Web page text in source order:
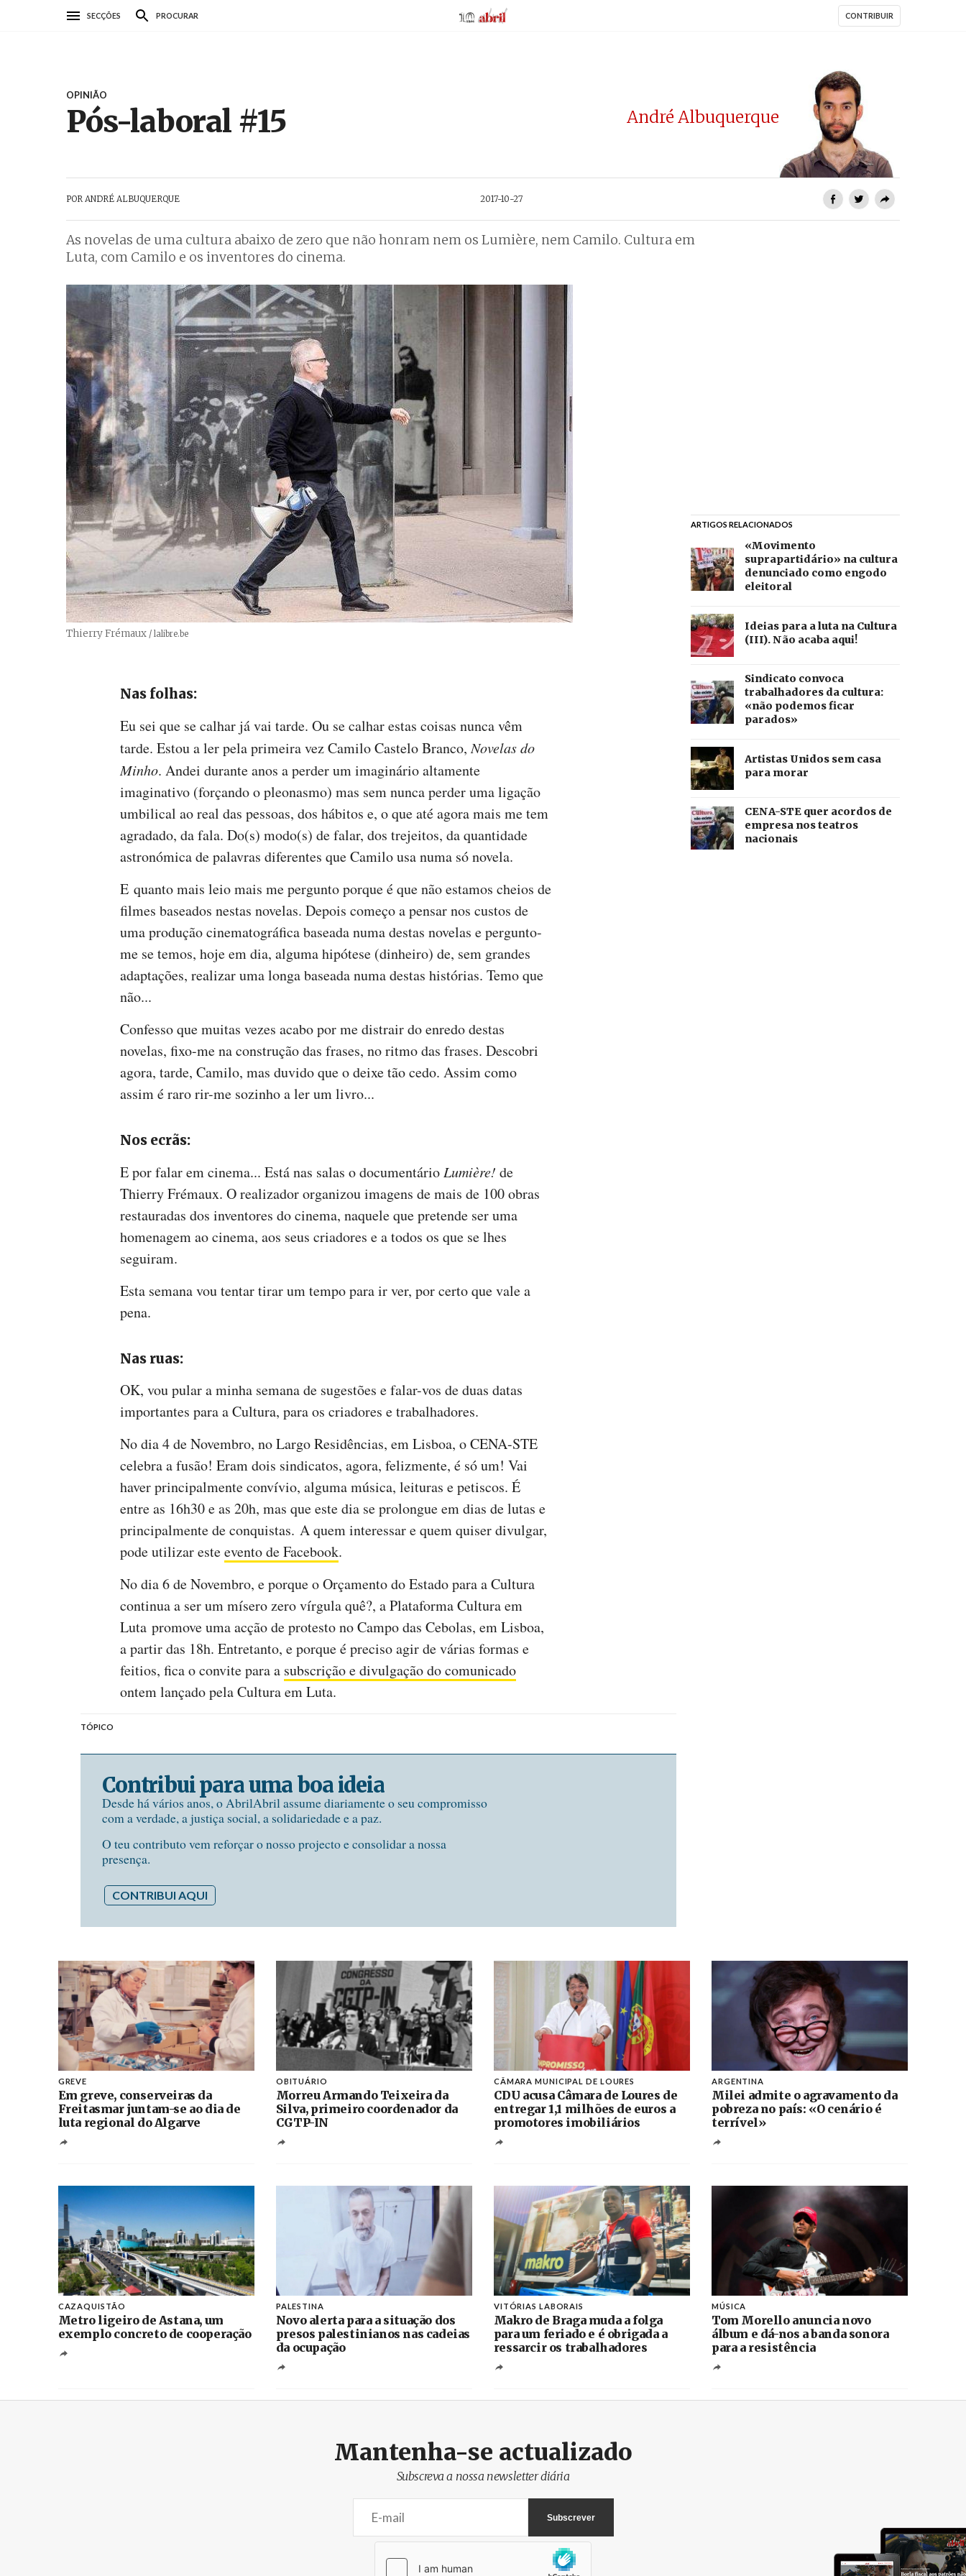
SECÇÕES PROCURAR AbrilAbril CONTRIBUIR
OPINIÃO
Pós-laboral #15 André Albuquerque
POR ANDRÉ ALBUQUERQUE 2017-10-27
As novelas de uma cultura abaixo de zero que não honram nem os Lumière, nem Camilo. Cultura em
Luta, com Camilo e os inventores do cinema.
Thierry Frémaux Créditos
/ lalibre.be
Nas folhas:
Eu sei que se calhar já vai tarde. Ou se calhar estas coisas nunca vêm
tarde. Estou a ler pela primeira vez Camilo Castelo Branco,Novelas do
Minho. Andei durante anos a perder um imaginário altamente
imaginativo (forçando o pleonasmo) mas sem nunca perder uma ligação
umbilical ao real das pessoas, dos hábitos e, o que até agora mais me tem
agradado, da fala. Do(s) modo(s) de falar, dos trejeitos, da quantidade
astronómica de palavras diferentes que Camilo usa numa só novela.
E quanto mais leio mais me pergunto porque é que não estamos cheios de
filmes baseados nestas novelas. Depois começo a pensar nos custos de
uma produção cinematográfica baseada numa destas novelas e pergunto-
me se temos, hoje em dia, alguma hipótese (dinheiro) de, sem grandes
adaptações, realizar uma longa baseada numa destas histórias. Temo que
não...
Confesso que muitas vezes acabo por me distrair do enredo destas
novelas, fixo-me na construção das frases, no ritmo das frases. Descobri
agora, tarde, Camilo, mas duvido que o deixe tão cedo. Assim como
assim é raro rir-me sozinho a ler um livro...
Nos ecrãs:
E por falar em cinema... Está nas salas o documentário Lumière! de
Thierry Frémaux. O realizador organizou imagens de mais de 100 obras
restauradas dos inventores do cinema, naquele que pretende ser uma
homenagem ao cinema, aos seus criadores e a todos os que se lhes
seguiram.
Esta semana vou tentar tirar um tempo para ir ver, por certo que vale a
pena.
Nas ruas:
OK, vou pular a minha semana de sugestões e falar-vos de duas datas
importantes para a Cultura, para os criadores e trabalhadores.
No dia 4 de Novembro, no Largo Residências, em Lisboa, o CENA-STE
celebra a fusão! Eram dois sindicatos, agora, felizmente, é só um! Vai
haver principalmente convívio, alguma música, leituras e petiscos. É
entre as 16h30 e as 20h, mas que este dia se prolongue em dias de lutas e
principalmente de conquistas. A quem interessar e quem quiser divulgar,
pode utilizar esteevento de Facebook.
No dia 6 de Novembro, e porque o Orçamento do Estado para a Cultura
continua a ser um mísero zero vírgula quê?, a Plataforma Cultura em
Luta promove uma acção de protesto no Campo das Cebolas, em Lisboa,
a partir das 18h. Entretanto, e porque é preciso agir de várias formas e
feitios, fica o convite para a subscrição e divulgação do comunicado
ontem lançado pela Cultura em Luta.
TÓPICO
Contribui para uma boa ideia
Desde há vários anos, o AbrilAbril assume diariamente o seu compromisso
com a verdade, a justiça social, a solidariedade e a paz.
O teu contributo vem reforçar o nosso projecto e consolidar a nossa
presença.
CONTRIBUI AQUI
ARTIGOS RELACIONADOS
«Movimento
suprapartidário» na cultura
denunciado como engodo
eleitoral
Ideias para a luta na Cultura
(III). Não acaba aqui!
Sindicato convoca
trabalhadores da cultura:
«não podemos ficar
parados»
Artistas Unidos sem casa
para morar
CENA-STE quer acordos de
empresa nos teatros
nacionais
GREVE
Em greve, conserveiras da
Freitasmar juntam-se ao dia de
luta regional do Algarve
OBITUÁRIO
Morreu Armando Teixeira da
Silva, primeiro coordenador da
CGTP-IN
CÂMARA MUNICIPAL DE LOURES
CDU acusa Câmara de Loures de
entregar 1,1 milhões de euros a
promotores imobiliários
ARGENTINA
Milei admite o agravamento da
pobreza no país: «O cenário é
terrível»
CAZAQUISTÃO
Metro ligeiro de Astana, um
exemplo concreto de cooperação
PALESTINA
Novo alerta para a situação dos
presos palestinianos nas cadeias
da ocupação
VITÓRIAS LABORAIS
Makro de Braga muda a folga
para um feriado e é obrigada a
ressarcir os trabalhadores
MÚSICA
Tom Morello anuncia novo
álbum e dá-nos a banda sonora
para a resistência
Mantenha-se actualizado
Subscreva a nossa newsletter diária